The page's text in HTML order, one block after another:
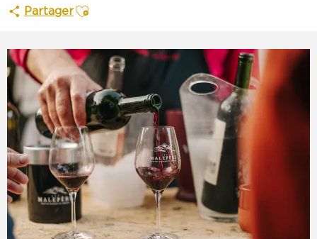
PartagerAjouter aux favoris